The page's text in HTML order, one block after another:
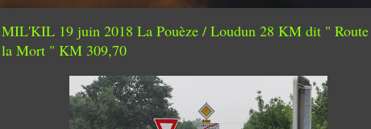
MIL'KIL 19 juin 2018 La Pouèze / Loudun 28 KM dit " Route
la Mort " KM 309,70